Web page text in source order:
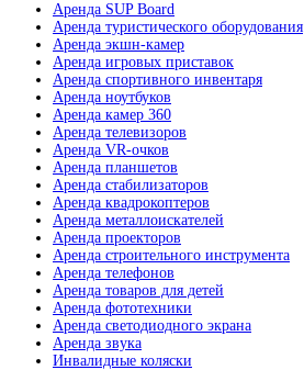
Аренда SUP Board
Аренда туристического оборудования
Аренда экшн-камер
Аренда игровых приставок
Аренда спортивного инвентаря
Аренда ноутбуков
Аренда камер 360
Аренда телевизоров
Аренда VR-очков
Аренда планшетов
Аренда стабилизаторов
Аренда квадрокоптеров
Аренда металлоискателей
Аренда проекторов
Аренда строительного инструмента
Аренда телефонов
Аренда товаров для детей
Аренда фототехники
Аренда светодиодного экрана
Аренда звука
Инвалидные коляски